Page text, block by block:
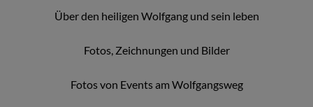
Über den heiligen Wolfgang und sein leben
Fotos, Zeichnungen und Bilder
Fotos von Events am Wolfgangsweg